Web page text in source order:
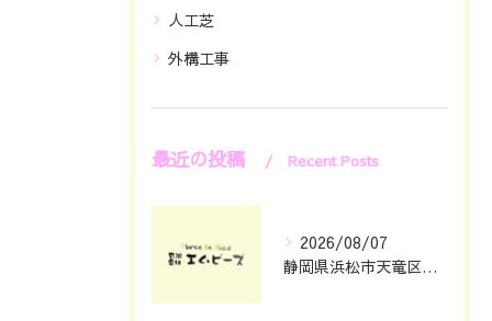
人工芝
外構工事
最近の投稿 Recent Posts
2026/08/07
静岡県浜松市天竜区で庭のリフォームとエクステリアリフォーム費用と安心依頼先の選び方